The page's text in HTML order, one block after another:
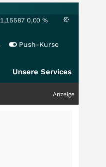
1,15587 0,00 %
Push-Kurse
Unsere Services
Anzeige